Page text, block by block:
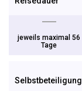
jeweils maximal 56
Tage
Selbstbeteiligung